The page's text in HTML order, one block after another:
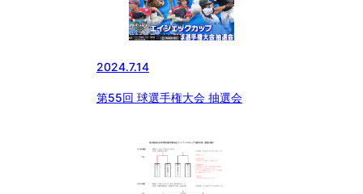
2024.7.14
第55回 球選手権大会 抽選会